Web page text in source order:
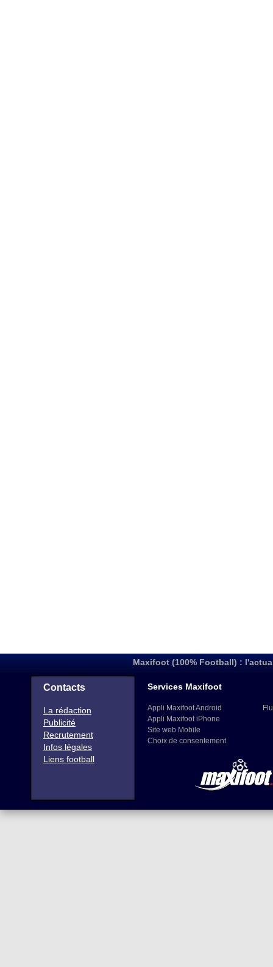
Maxifoot (100% Football) :
Contacts
La rédaction
Publicité
Recrutement
Infos légales
Liens football
Services Maxifoot
Appli Maxifoot Android
Appli Maxifoot iPhone
Site web Mobile
Choix de consentement